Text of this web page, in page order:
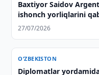
Baxtiyor Saidov
ishonch yorliqlarini
27/07/2026
O‘ZBEKISTON
Diplomatlar